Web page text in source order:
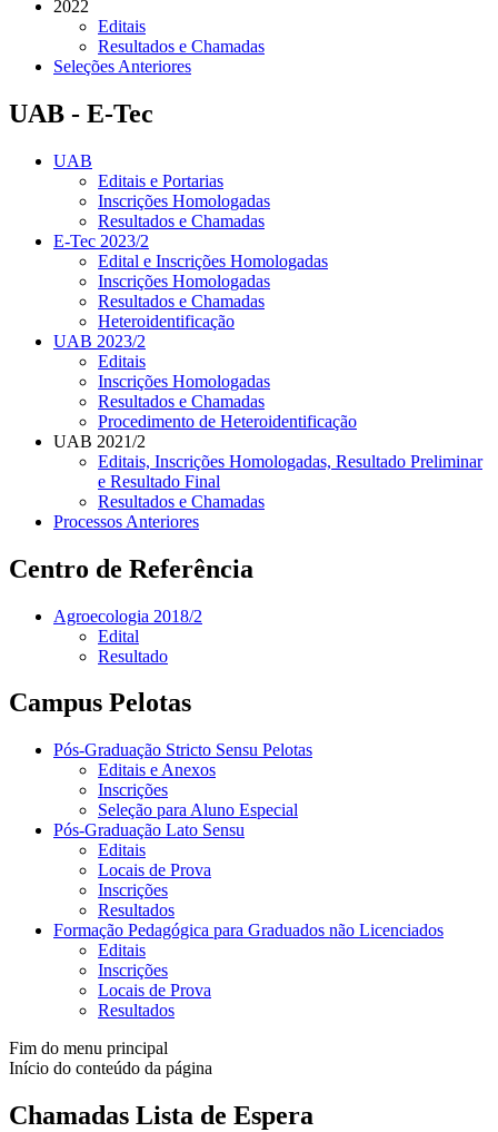
2022
Editais
Resultados e Chamadas
Seleções Anteriores
UAB - E-Tec
UAB
Editais e Portarias
Inscrições Homologadas
Resultados e Chamadas
E-Tec 2023/2
Edital e Inscrições Homologadas
Inscrições Homologadas
Resultados e Chamadas
Heteroidentificação
UAB 2023/2
Editais
Inscrições Homologadas
Resultados e Chamadas
Procedimento de Heteroidentificação
UAB 2021/2
Editais, Inscrições Homologadas, Resultado Preliminar
e Resultado Final
Resultados e Chamadas
Processos Anteriores
Centro de Referência
Agroecologia 2018/2
Edital
Resultado
Campus Pelotas
Pós-Graduação Stricto Sensu Pelotas
Editais e Anexos
Inscrições
Seleção para Aluno Especial
Pós-Graduação Lato Sensu
Editais
Locais de Prova
Inscrições
Resultados
Formação Pedagógica para Graduados não Licenciados
Editais
Inscrições
Locais de Prova
Resultados
Fim do menu principal
Início do conteúdo da página
Chamadas Lista de Espera